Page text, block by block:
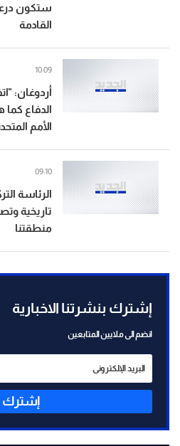
ستكون درعا
القادمة
أردوغان:
الدفاع
الأمم
10:09
الرئاسة
تاريخية
منطقتنا
09:10
إشترك بنشرتنا الاخبارية
انضم الى ملايين المتابعين
إشترك